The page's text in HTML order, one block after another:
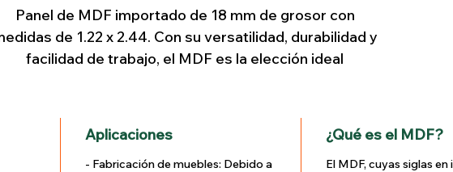
Panel de MDF importado de 18 mm de grosor con
de 1.22 x 2.44. Con su versatilidad, durabilidad y
facilidad de trabajo, el MDF es la elección ideal
creaciones al siguiente nivel con AG Maderas.
Aplicaciones
- Fabricación de muebles: Debido a
¿Qué es el MDF?
El MDF, cuyas siglas